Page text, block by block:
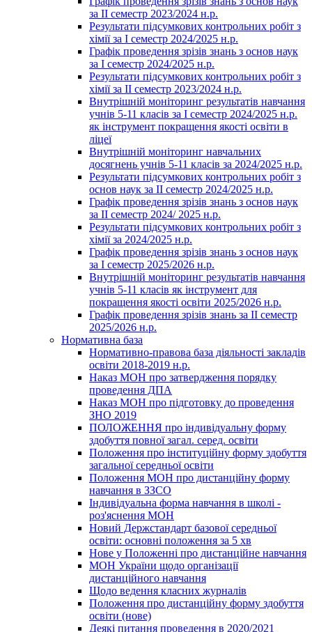
за ІІ семестр 2023/2024 н.р.
Результати підсумкових контрольних робіт з
хімії за І семестр 2024/2025 н.р.
Графік проведення зрізів знань з основ наук
за І семестр 2024/2025 н.р.
Результати підсумкових контрольних робіт з
хімії за ІІ семестр 2023/2024 н.р.
Внутрішній моніторинг результатів навчання
учнів 5-11 класів за І семестр 2024/2025 н.р.
як інструмент покращення якості освіти в
ліцеї
Внутрішній моніторинг навчальних
досягнень учнів 5-11 класів за 2024/2025 н.р.
Результати підсумкових контрольних робіт з
основ наук за ІІ семестр 2024/2025 н.р.
Графік проведення зрізів знань з основ наук
за ІІ семестр 2024/ 2025 н.р.
Результати підсумкових контрольних робіт з
хімії за 2024/2025 н.р.
Графік проведення зрізів знань з основ наук
за І семестр 2025/2026 н.р.
Внутрішній моніторинг результатів навчання
учнів 5-11 класів як інструмент для
покращення якості освіти 2025/2026 н.р.
Графік проведення зрізів знань за ІІ семестр
2025/2026 н.р.
Нормативна база
Нормативно-правова база діяльності закладів
освіти 2018-2019 н.р.
Наказ МОН про затвердження порядку
проведення ДПА
Наказ МОН про підготовку до проведення
ЗНО 2019
ПОЛОЖЕННЯ про індивідуальну форму
здобуття повної загал. серед. освіти
Положення про інституційну форму здобуття
загальної середньої освіти
Положення МОН про дистанційну форму
навчання в ЗЗСО
Індивідуальна форма навчання в школі -
роз'яснення МОН
Новий Держстандарт базової середньої
освіти: основні положення за 5 хв
Нове у Положенні про дистанційне навчання
МОН України щодо організації
дистанційного навчання
Щодо ведення класних журналів
Положення про дистанційну форму здобуття
освіти (нове)
Деякі питання проведення в 2020/2021